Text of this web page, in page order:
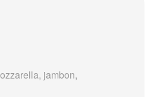
jambon,